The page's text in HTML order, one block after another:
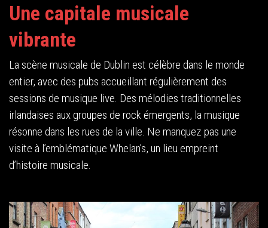
Une capitale musicale
vibrante
La scène musicale de Dublin est célèbre dans le monde
entier, avec des pubs accueillant régulièrement des
sessions de musique live. Des mélodies traditionnelles
irlandaises aux groupes de rock émergents, la musique
résonne dans les rues de la ville. Ne manquez pas une
visite à l’emblématique Whelan’s, un lieu empreint
d’histoire musicale.